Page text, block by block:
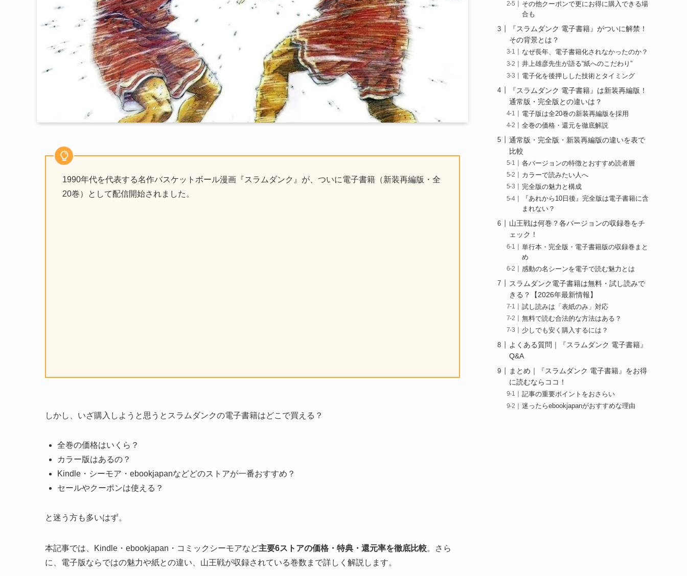
1990年代を代表する名作バスケットボール漫画『スラムダンク』が、ついに電子書籍（新装再編版・全
20巻）として配信開始されました。
しかし、いざ購入しようと思うとスラムダンクの電子書籍はどこで買える？
全巻の価格はいくら？
カラー版はあるの？
Kindle・シーモア・ebookjapanなどどのストアが一番おすすめ？
セールやクーポンは使える？
と迷う方も多いはず。
本記事では、Kindle・ebookjapan・コミックシーモアなど主要6ストアの価格・特典・還元率を徹底比較。さら
に、電子版ならではの魅力や紙との違い、山王戦が収録されている巻数まで詳しく解説します。
その他クーポンで更にお得に購入できる場
合も
『スラムダンク 電子書籍』がついに解禁！
その背景とは？
なぜ長年、電子書籍化されなかったのか？
井上雄彦先生が語る“紙へのこだわり”
電子化を後押しした技術とタイミング
『スラムダンク 電子書籍』は新装再編版！
通常版・完全版との違いは？
電子版は全20巻の新装再編版を採用
全巻の価格・還元を徹底解説
通常版・完全版・新装再編版の違いを表で
比較
各バージョンの特徴とおすすめ読者層
カラーで読みたい人へ
完全版の魅力と構成
『あれから10日後』完全版は電子書籍に含
まれない？
山王戦は何巻？各バージョンの収録巻をチ
ェック！
単行本・完全版・電子書籍版の収録巻まと
め
感動の名シーンを電子で読む魅力とは
スラムダンク電子書籍は無料・試し読みで
きる？【2026年最新情報】
試し読みは「表紙のみ」対応
無料で読む合法的な方法はある？
少しでも安く購入するには？
よくある質問｜『スラムダンク 電子書籍』
Q&A
まとめ｜『スラムダンク 電子書籍』をお得
に読むならココ！
記事の重要ポイントをおさらい
迷ったらebookjapanがおすすめな理由